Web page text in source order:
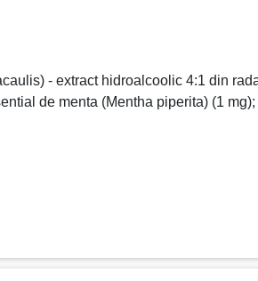
- extract hidroalcoolic 4:1 din
de menta (Mentha piperita) (1